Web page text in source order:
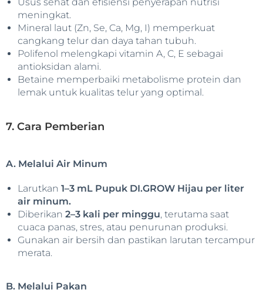
Usus sehat dan efisiensi penyerapan nutrisi
meningkat.
Mineral laut (Zn, Se, Ca, Mg, I) memperkuat
cangkang telur dan daya tahan tubuh.
Polifenol melengkapi vitamin A, C, E sebagai
antioksidan alami.
Betaine memperbaiki metabolisme protein dan
lemak untuk kualitas telur yang optimal.
7. Cara Pemberian
A. Melalui Air Minum
Larutkan 1–3 mL Pupuk DI.GROW Hijau per liter
air minum.
Diberikan 2–3 kali per minggu, terutama saat
cuaca panas, stres, atau penurunan produksi.
Gunakan air bersih dan pastikan larutan tercampur
merata.
B. Melalui Pakan